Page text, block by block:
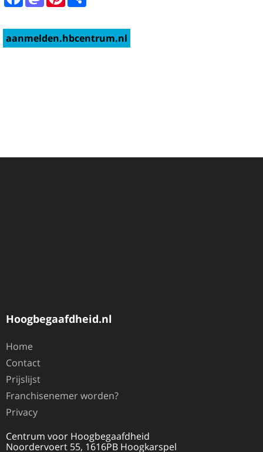
aanmelden.hbcentrum.nl
Hoogbegaafdheid.nl
Home
Contact
Prijslijst
Franchisenemer worden?
Privacy
Centrum voor Hoogbegaafdheid
Noordervoert 55, 1616PB Hoogkarspel